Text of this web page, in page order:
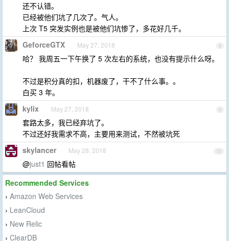
还不认错。
已经被他们坑了几次了。气人。
上次 T5 突发实例也是被他们坑惨了，多花好几千。
8
GeforceGTX May 27, 2018
哈？ 我周五一下午换了 5 次左右的系统，也没有提示什么呀。
不过是积分真的扣，机器废了，干不了什么事。。
白买 3 年。
9
kylix May 27, 2018
套路太多，我已经弃坑了。
不过还好我需求不高，主要用来测试，不然被坑死
10
skylancer May 28, 2018
@just1 回帖看帖
Recommended Services
› Amazon Web Services
› LeanCloud
› New Relic
› ClearDB